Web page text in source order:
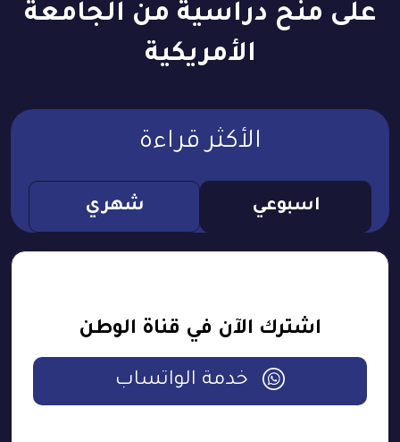
على منح دراسية من الجامعة
الأمريكية
الأكثر قراءة
اسبوعي شهري
اشترك الآن في قناة الوطن
خدمة الواتساب